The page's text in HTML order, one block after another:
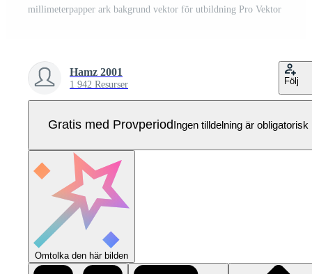
millimeterpapper ark bakgrund vektor för utbildning Pro Vektor
Hamz 2001
1 942 Resurser Följ
Gratis med ProvperiodIngen tilldelning är obligatorisk
Omtolka den här bilden